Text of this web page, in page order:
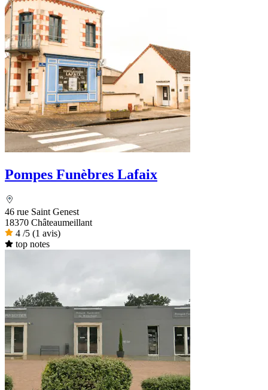
Pompes Funèbres Lafaix
46 rue Saint Genest
18370 Châteaumeillant
4 /5 (1 avis)
top notes